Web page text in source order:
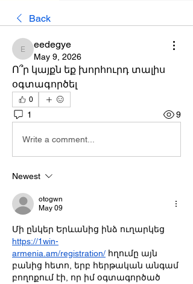
Back
eedegye
eedegye
May 9, 2026
Ո՞ր կայքն եք խորհուրդ տալիս
օգտագործել
0
1 9
Write a comment...
Newest
otogwn
May 09
https://1win-
armenia.am/registration/ հղումը այն
բանից հետո, երբ հերթական անգամ
բողոքում էի, որ իմ օգտագործած